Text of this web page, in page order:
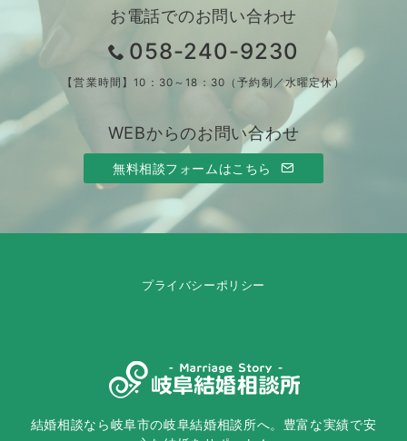
お電話でのお問い合わせ
058-240-9230
【営業時間】10：30～18：30（予約制／水曜定休）
WEBからのお問い合わせ
無料相談フォームはこちら
プライバシーポリシー
結婚相談なら岐阜市の岐阜結婚相談所へ。豊富な実績で安